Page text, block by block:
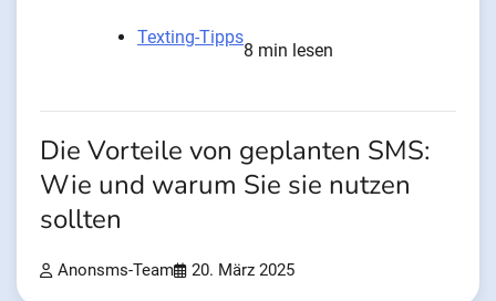
Texting-Tipps
8 min lesen
Die Vorteile von geplanten SMS:
Wie und warum Sie sie nutzen
sollten
Anonsms-Team 20. März 2025